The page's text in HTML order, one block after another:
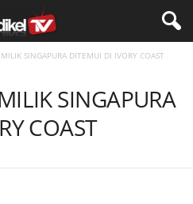
SINGAPURA DITEMUI DI IVORY COAST
SINGAPURA
COAST